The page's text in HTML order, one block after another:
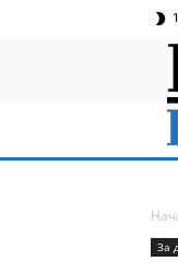
За